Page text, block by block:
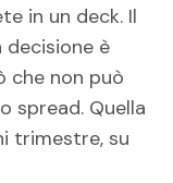
in un deck. Il
decisione è
che non può
spread. Quella
trimestre, su